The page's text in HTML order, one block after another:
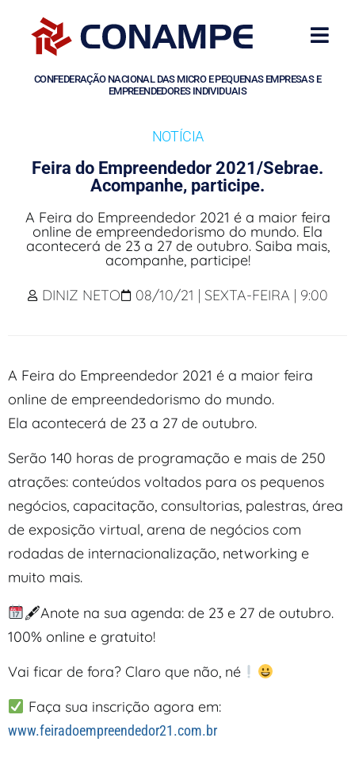
CONFEDERAÇÃO NACIONAL DAS MICRO E PEQUENAS EMPRESAS E
EMPREENDEDORES INDIVIDUAIS
NOTÍCIA
Feira do Empreendedor 2021/Sebrae.
Acompanhe, participe.
A Feira do Empreendedor 2021 é a maior feira
online de empreendedorismo do mundo. Ela
acontecerá de 23 a 27 de outubro. Saiba mais,
acompanhe, participe!
DINIZ NETO
08/10/21 | SEXTA-FEIRA | 9:00
A Feira do Empreendedor 2021 é a maior feira
online de empreendedorismo do mundo.
Ela acontecerá de 23 a 27 de outubro.
Serão 140 horas de programação e mais de 250
atrações: conteúdos voltados para os pequenos
negócios, capacitação, consultorias, palestras, área
de exposição virtual, arena de negócios com
rodadas de internacionalização, networking e
muito mais.
🖋Anote na sua agenda: de 23 e 27 de outubro.
100% online e gratuito!
Vai ficar de fora? Claro que não, né
Faça sua inscrição agora em:
www.feiradoempreendedor21.com.br